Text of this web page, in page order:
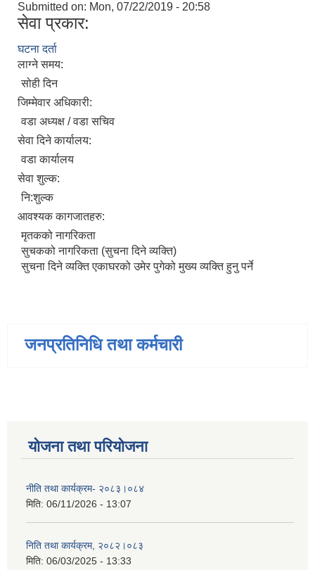
Submitted on: Mon, 07/22/2019 - 20:58
सेवा प्रकार:
घटना दर्ता
लाग्ने समय:
सोही दिन
जिम्मेवार अधिकारी:
वडा अध्यक्ष / वडा सचिव
सेवा दिने कार्यालय:
वडा कार्यालय
सेवा शुल्क:
नि:शुल्क
आवश्यक कागजातहरु:
मृतकको नागरिकता
सुचकको नागरिकता (सुचना दिने व्यक्ति)
सुचना दिने व्यक्ति एकाघरको उमेर पुगेको मुख्य व्यक्ति हुनु पर्ने
जनप्रतिनिधि तथा कर्मचारी
योजना तथा परियोजना
नीति तथा कार्यक्रम- २०८३।०८४
मिति: 06/11/2026 - 13:07
निति तथा कार्यक्रम, २०८२।०८३
मिति: 06/03/2025 - 13:33